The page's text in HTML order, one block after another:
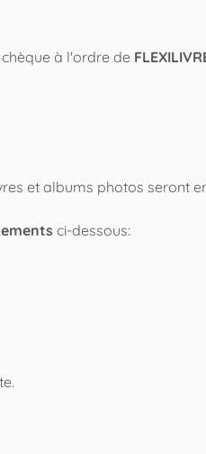
à l'ordre de
et albums photos seront
ci-dessous: